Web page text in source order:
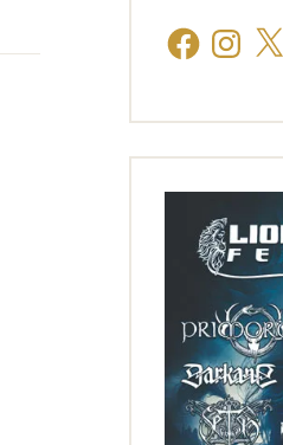
FacebookInstagram
X